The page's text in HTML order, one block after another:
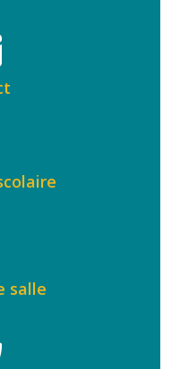
salle